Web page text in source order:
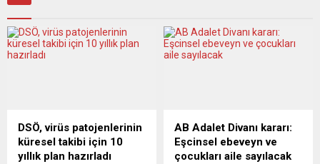
DSÖ, virüs patojenlerinin
küresel takibi için 10
yıllık plan hazırladı
AB Adalet Divanı kararı:
Eşcinsel ebeveyn ve
çocukları aile sayılacak